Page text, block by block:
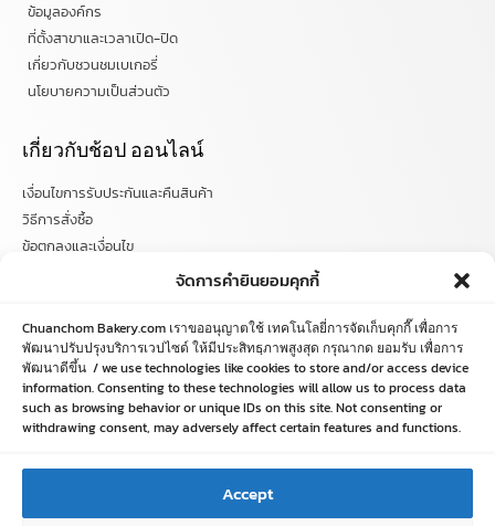
จัดการคำยินยอมคุกกี้
Chuanchom Bakery.com เราขออนุญาตใช้ เทคโนโลยี่การจัดเก็บคุกกี๊ เพื่อการ
พัฒนาปรับปรุงบริการเวปไซด์ ให้มีประสิทธฺภาพสูงสุด กรุณากด ยอมรับ เพื่อการ
พัฒนาดีขึ้น / we use technologies like cookies to store and/or access device
information. Consenting to these technologies will allow us to process data
such as browsing behavior or unique IDs on this site. Not consenting or
withdrawing consent, may adversely affect certain features and functions.
Accept
ข้อมูลองค์กร
ที่ตั้งสาขาและเวลาเปิด-ปิด
เกี่ยวกับชวนชมเบเกอรี่
นโยบายความเป็นส่วนตัว
เกี่ยวกับช้อป ออนไลน์
เงื่อนไขการรับประกันและคืนสินค้า
วิธีการสั่งซื้อ
ข้อตกลงและเงื่อนไข
ติดตามข่าวสารได้ที่
chuanchombakery
chuanchombakery
www.chuanchombakery.com